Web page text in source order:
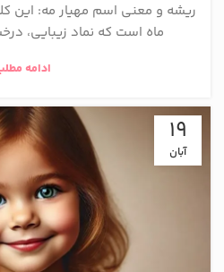
ریشه و معنی اسم مهیار مه: این
ماه است که نماد زیبایی،
ادامه
19
آبان